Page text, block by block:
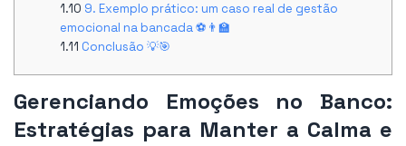
9. Exemplo prático: um caso real de gestão
emocional na bancada ⚽👨‍🏫
Conclusão 💡🎯
Gerenciando Emoções no Banco:
Estratégias para Manter a Calma e